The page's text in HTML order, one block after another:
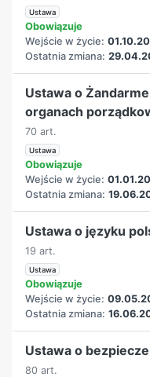
Ustawa
Obowiązuje
Wejście w życie:
Ostatnia zmiana:
Ustawa o
organach
70 art.
Ustawa
Obowiązuje
Wejście w życie:
Ostatnia zmiana:
Ustawa o języku
19 art.
Ustawa
Obowiązuje
Wejście w życie:
Ostatnia zmiana:
Ustawa o
80 art.